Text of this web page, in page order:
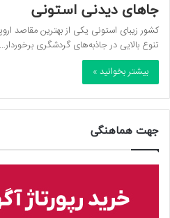
جاهای دیدنی استونی
کشور زیبای استونی یکی از بهترین مقاصد
تنوع بالایی در جاذبه‌های گردشگری برخوردار…
بیشتر بخوانید »
جهت هماهنگی